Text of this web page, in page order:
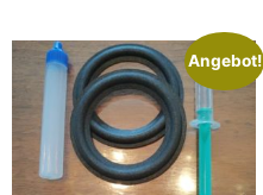
Angebot!